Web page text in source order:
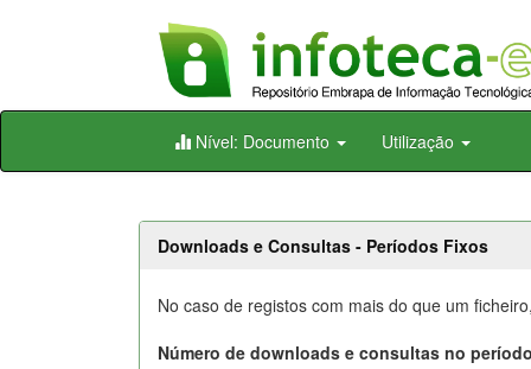
Skip
Nível: Documento Utilização
Downloads e Consultas - Períodos Fixos
No caso de registos com mais do que um
Número de downloads e consultas no